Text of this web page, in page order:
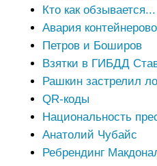
Кто как обзывается...
Авария
Петров и Боширов
Взятки в ГИБДД
Рашкин застрелил
QR-коды
Национальность
Анатолий Чубайс
Ребрендинг